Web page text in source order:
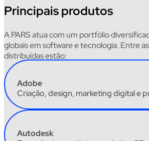
Principais produtos
A PARS atua com um portfólio
globais em software e tecnologia. Entre
distribuídas estão:
Adobe
Criação, design, marketing digital e
Autodesk